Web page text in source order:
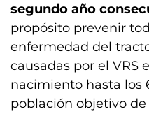
segundo año
propósito prevenir
enfermedad del
causadas por el VRS
nacimiento hasta los
población objetivo